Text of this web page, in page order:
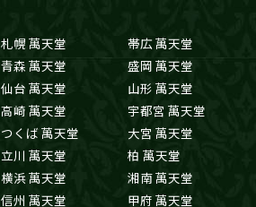
札幌 萬天堂
帯広 萬天堂
青森 萬天堂
盛岡 萬天堂
仙台 萬天堂
山形 萬天堂
高崎 萬天堂
宇都宮 萬天堂
つくば 萬天堂
大宮 萬天堂
立川 萬天堂
柏 萬天堂
横浜 萬天堂
湘南 萬天堂
信州 萬天堂
甲府 萬天堂